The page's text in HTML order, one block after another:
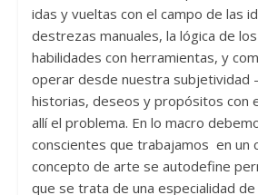
idas y vueltas con el campo de las
destrezas manuales, la lógica de
habilidades con herramientas, y
operar desde nuestra subjetividad
historias, deseos y propósitos con
allí el problema. En lo macro
conscientes que trabajamos en un
concepto de arte se autodefine
que se trata de una especialidad de